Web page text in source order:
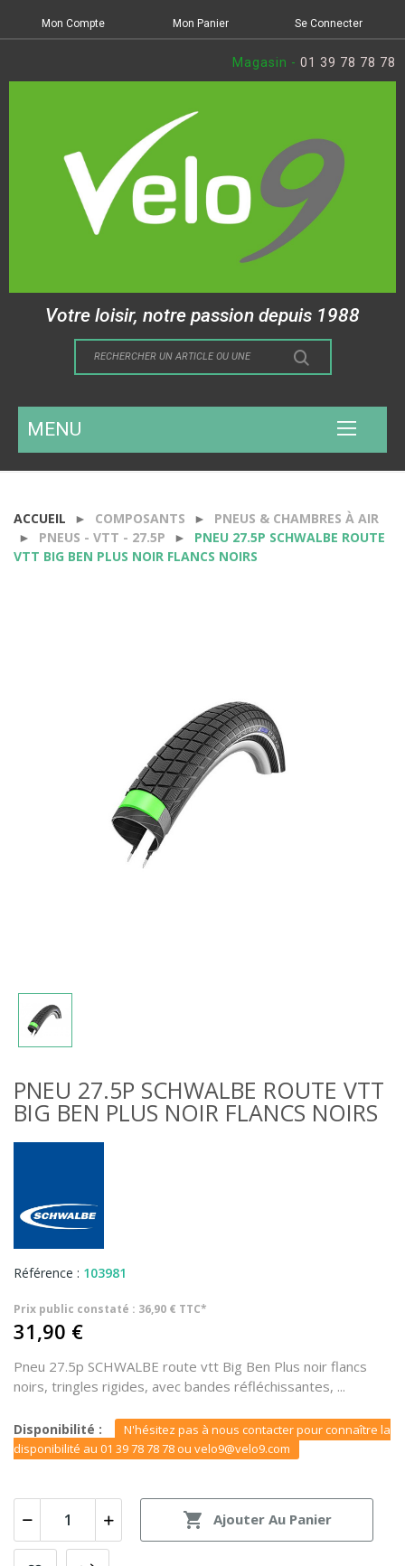
Mon Compte Mon Panier Se Connecter
Magasin - 01 39 78 78 78
Votre loisir, notre passion depuis 1988
MENU
ACCUEIL COMPOSANTS
PNEUS & CHAMBRES À AIR
PNEUS - VTT - 27.5P
PNEU 27.5P SCHWALBE ROUTE
VTT BIG BEN PLUS NOIR FLANCS NOIRS
PNEU 27.5P SCHWALBE ROUTE VTT
BIG BEN PLUS NOIR FLANCS NOIRS
Référence : 103981
Prix public constaté : 36,90 € TTC*
31,90 €
Pneu 27.5p SCHWALBE route vtt Big Ben Plus noir flancs
noirs, tringles rigides, avec bandes réfléchissantes, ...
Disponibilité :
N'hésitez pas à nous contacter pour connaître la
disponibilité au 01 39 78 78 78 ou velo9@velo9.com
 Ajouter Au Panier